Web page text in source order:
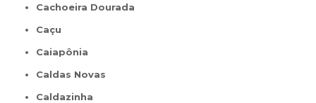
Cachoeira Dourada
Caçu
Caiapônia
Caldas Novas
Caldazinha